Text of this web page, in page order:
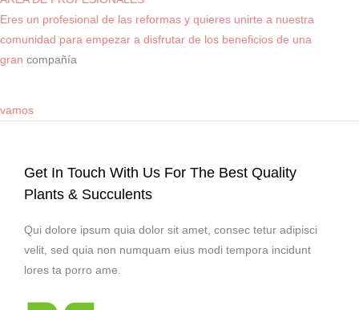
Eres un profesional de las reformas y quieres unirte a nuestra
comunidad para empezar a disfrutar de los beneficios de una
gran compañía
vamos
Get In Touch With Us For The Best Quality
Plants & Succulents
Qui dolore ipsum quia dolor sit amet, consec tetur adipisci
velit, sed quia non numquam eius modi tempora incidunt
lores ta porro ame.